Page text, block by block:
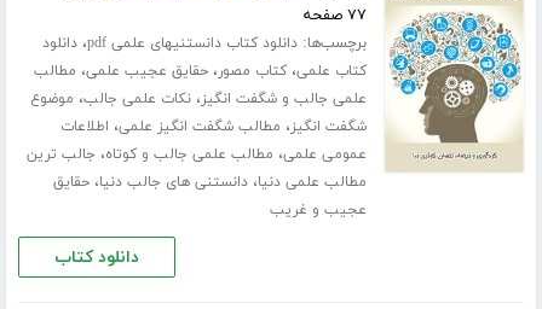
۷۷ صفحه
برچسب‌ها:دانلود کتاب دانستنیهای علمی pdf ،دانلود
کتاب علمی،کتاب مصور،حقایق عجیب علمی، مطالب
علمی جالب و شگفت انگیز،نکات علمی جالب، موضوع
شگفت انگیز، مطالب شگفت انگیز علمی، اطلاعات
عمومی علمی، مطالب علمی جالب و کوتاه، جالب ترین
مطالب علمی دنیا،دانستنی های جالب دنیا،حقایق
عجیب و غریب
دانلود کتاب